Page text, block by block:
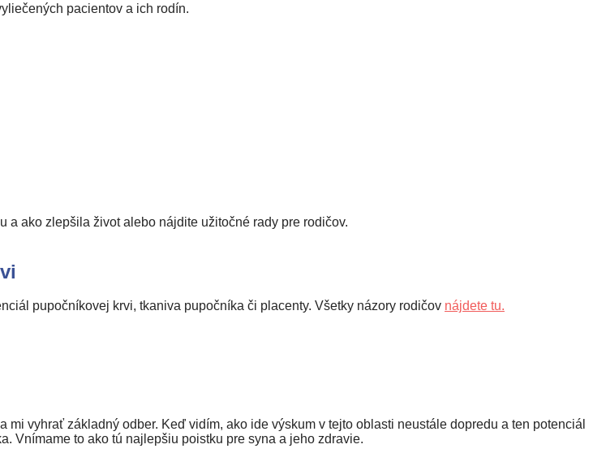
pacientov a ich rodín.
ako zlepšila život alebo nájdite užitočné rady pre rodičov.
pupočníkovej krvi, tkaniva pupočníka či placenty. Všetky názory rodičov nájdete tu.
vyhrať základný odber. Keď vidím, ako ide výskum v tejto oblasti neustále dopredu a ten potenciál
Vnímame to ako tú najlepšiu poistku pre syna a jeho zdravie.